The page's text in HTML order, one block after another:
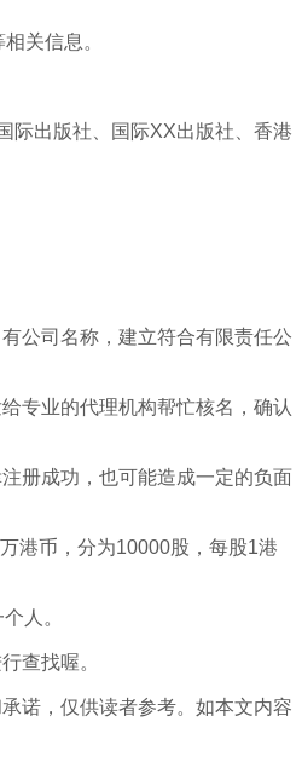
关信息。
际出版社、国际XX出版社、香港
公司名称，建立符合有限责任公
专业的代理机构帮忙核名，确认
册成功，也可能造成一定的负面
港币，分为10000股，每股1港
人。
查找喔。
诺，仅供读者参考。如本文内容